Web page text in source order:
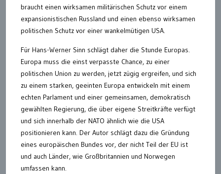
braucht einen wirksamen militärischen Schutz vor einem
expansionistischen Russland und einen ebenso wirksamen
politischen Schutz vor einer wankelmütigen USA.
Für Hans-Werner Sinn schlägt daher die Stunde Europas.
Europa muss die einst verpasste Chance, zu einer
politischen Union zu werden, jetzt zügig ergreifen, und sich
zu einem starken, geeinten Europa entwickeln mit einem
echten Parlament und einer gemeinsamen, demokratisch
gewählten Regierung, die über eigene Streitkräfte verfügt
und sich innerhalb der NATO ähnlich wie die USA
positionieren kann. Der Autor schlägt dazu die Gründung
eines europäischen Bundes vor, der nicht Teil der EU ist
und auch Länder, wie Großbritannien und Norwegen
umfassen kann.